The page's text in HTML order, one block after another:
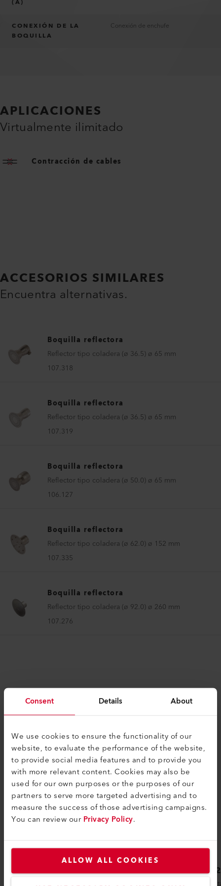
Consent Details About
We use cookies to ensure the functionality of our
website, to evaluate the performance of the website,
to provide social media features and to provide you
with more relevant content. Cookies may also be
used for our own purposes or the purposes of our
partners to serve more targeted advertising and to
measure the success of those advertising campaigns.
You can review ourPrivacy Policy.
ALLOW ALL COOKIES
(A)
CONEXIÓN DE LA
BOQUILLA
Conexión de enchufe
APLICACIONES
Virtualmente ilimitado
Contracción de cables
ACCESORIOS SIMILARES
Encuentra alternativas.
Boquilla reflectora
Reflector tipo coladera (ø 36.5) ø 65 mm
107.318
Boquilla reflectora
Reflector tipo coladera (ø 36.5) ø 65 mm
107.319
Boquilla reflectora
Reflector tipo coladera (ø 50.0) ø 65 mm
106.127
Boquilla reflectora
Reflector tipo coladera (ø 62.0) ø 152 mm
107.335
Boquilla reflectora
Reflector tipo coladera (ø 92.0) ø 260 mm
107.276
COMPATIBILIDAD
NEXHEAT 300 A-LP LHS